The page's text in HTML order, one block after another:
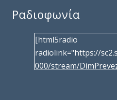
Ραδιοφωνία
[html5radio
radiolink="https://
000/stream/